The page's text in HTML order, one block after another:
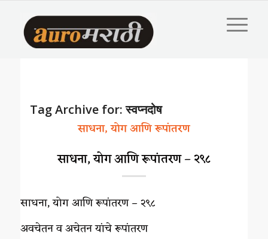
Tag Archive for:स्वप्नदोष
साधना, योग आणि रूपांतरण
साधना, योग आणि रूपांतरण – २९८
साधना, योग आणि रूपांतरण – २९८
अवचेतन व अचेतन यांचे रूपांतरण